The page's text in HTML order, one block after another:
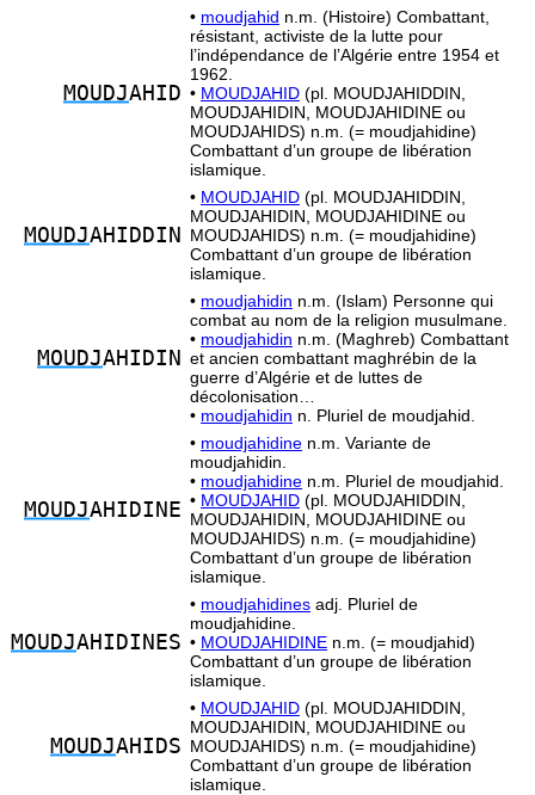
MOUDJAHID
• moudjahid n.m. (Histoire) Combattant,
résistant, activiste de la lutte pour
l’indépendance de l’Algérie entre 1954 et
1962.
• MOUDJAHID (pl. MOUDJAHIDDIN,
MOUDJAHIDIN, MOUDJAHIDINE ou
MOUDJAHIDS) n.m. (= moudjahidine)
Combattant d’un groupe de libération
islamique.
MOUDJAHIDDIN
• MOUDJAHID (pl. MOUDJAHIDDIN,
MOUDJAHIDIN, MOUDJAHIDINE ou
MOUDJAHIDS) n.m. (= moudjahidine)
Combattant d’un groupe de libération
islamique.
MOUDJAHIDIN
• moudjahidin n.m. (Islam) Personne qui
combat au nom de la religion musulmane.
• moudjahidin n.m. (Maghreb) Combattant
et ancien combattant maghrébin de la
guerre d’Algérie et de luttes de
décolonisation…
• moudjahidin n. Pluriel de moudjahid.
MOUDJAHIDINE
• moudjahidine n.m. Variante de
moudjahidin.
• moudjahidine n.m. Pluriel de moudjahid.
• MOUDJAHID (pl. MOUDJAHIDDIN,
MOUDJAHIDIN, MOUDJAHIDINE ou
MOUDJAHIDS) n.m. (= moudjahidine)
Combattant d’un groupe de libération
islamique.
MOUDJAHIDINES
• moudjahidines adj. Pluriel de
moudjahidine.
• MOUDJAHIDINE n.m. (= moudjahid)
Combattant d’un groupe de libération
islamique.
MOUDJAHIDS
• MOUDJAHID (pl. MOUDJAHIDDIN,
MOUDJAHIDIN, MOUDJAHIDINE ou
MOUDJAHIDS) n.m. (= moudjahidine)
Combattant d’un groupe de libération
islamique.